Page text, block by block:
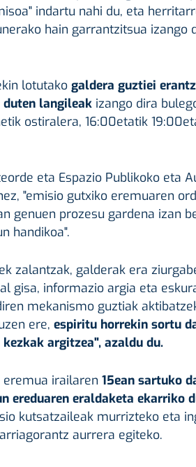
indartu nahi du, eta
hain garrantzitsua izango
lotutako galdera guztiei
langileakizango dira
ostiralera, 16:00etatik
eta Espazio Publikoko eta
"emisio gutxiko eremuaren
genuen prozesu gardena izan
handikoa".
zalantzak, galderak era
gisa, informazio argia eta
mekanismo guztiak
ere, espiritu horrekin sortu
argitzea", azaldu du.
eremua irailaren 15ean sartuko
ereduaren eraldaketa ekarriko
kutsatzaileak murrizteko eta
aurrera egiteko.